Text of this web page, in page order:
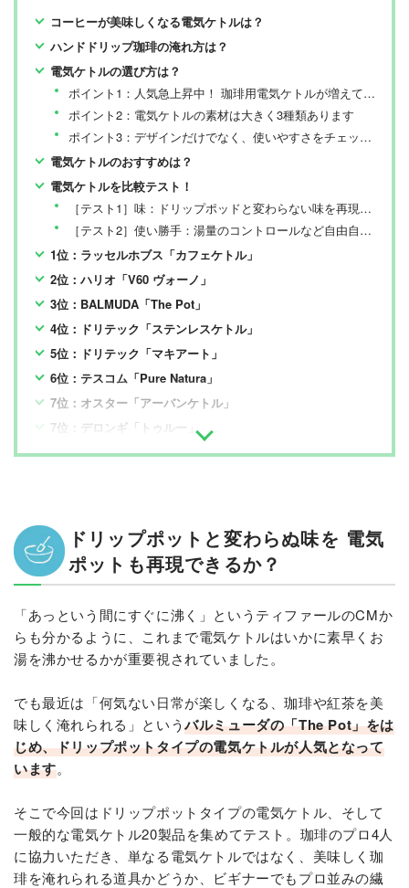
コーヒーが美味しくなる電気ケトルは？
ハンドドリップ珈琲の淹れ方は？
電気ケトルの選び方は？
ポイント1：人気急上昇中！ 珈琲用電気ケトルが増えています
ポイント2：電気ケトルの素材は大きく3種類あります
ポイント3：デザインだけでなく、使いやすさをチェック！
電気ケトルのおすすめは？
電気ケトルを比較テスト！
［テスト1］味：ドリップポッドと変わらない味を再現できるのか？
［テスト2］使い勝手：湯量のコントロールなど自由自在に使いこなせるか？
1位：ラッセルホブス「カフェケトル」
2位：ハリオ「V60 ヴォーノ」
3位：BALMUDA「The Pot」
4位：ドリテック「ステンレスケトル」
5位：ドリテック「マキアート」
6位：テスコム「Pure Natura」
7位：オスター「アーバンケトル」
7位：デロンギ「トゥルー」
9位：ティファール「KO3408」
比較テストでわかったことは？
まとめドリップポットと変わらぬ味を 電気
ポットも再現できるか？
「あっという間にすぐに沸く」というティファールのCMか
らも分かるように、これまで電気ケトルはいかに素早くお
湯を沸かせるかが重要視されていました。
でも最近は「何気ない日常が楽しくなる、珈琲や紅茶を美
味しく淹れられる」というバルミューダの「The Pot」をは
じめ、ドリップポットタイプの電気ケトルが人気となって
います。
そこで今回はドリップポットタイプの電気ケトル、そして
一般的な電気ケトル20製品を集めてテスト。珈琲のプロ4人
に協力いただき、単なる電気ケトルではなく、美味しく珈
琲を淹れられる道具かどうか、ビギナーでもプロ並みの繊